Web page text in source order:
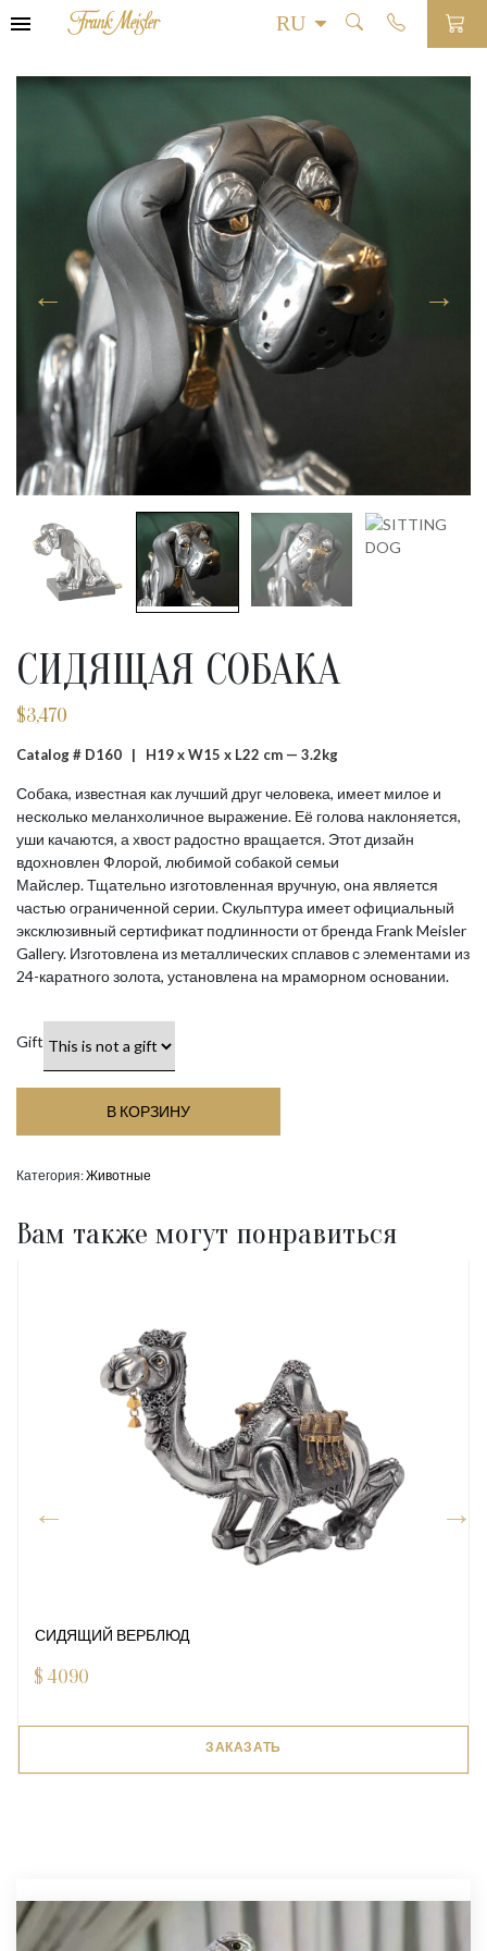
СИДЯЩАЯ СОБАКА
$3,470
Catalog # D160 | H19 x W15 x L22 cm — 3.2kg
Собака, известная как лучший друг человека, имеет милое и
несколько меланхоличное выражение. Её голова наклоняется,
уши качаются, а хвост радостно вращается. Этот дизайн
вдохновлен Флорой, любимой собакой семьи
Майслер. Тщательно изготовленная вручную, она является
частью ограниченной серии. Скульптура имеет официальный
эксклюзивный сертификат подлинности от бренда Frank Meisler
Gallery. Изготовлена из металлических сплавов с элементами из
24-каратного золота, установлена на мраморном основании.
Gift
В КОРЗИНУ
Категория:Животные
Вам также могут понравиться
СИДЯЩИЙ ВЕРБЛЮД
$4090
ЗАКАЗАТЬ